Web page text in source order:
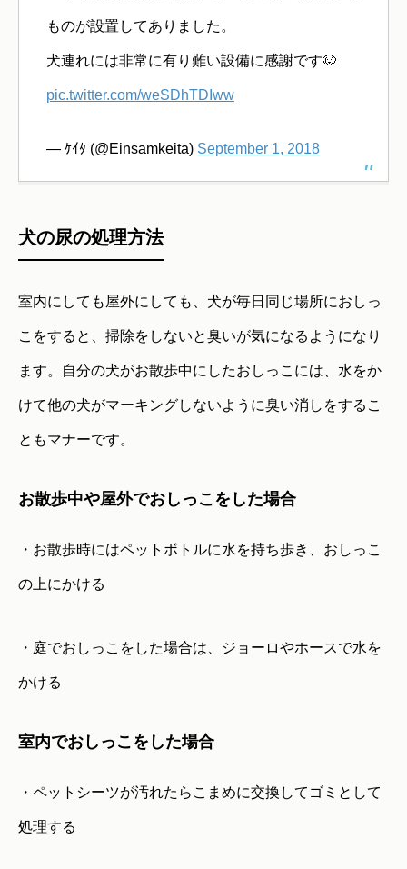
ものが設置してありました。
犬連れには非常に有り難い設備に感謝です🐶
pic.twitter.com/weSDhTDIww
— ｹｲﾀ (@Einsamkeita) September 1, 2018
犬の尿の処理方法
室内にしても屋外にしても、犬が毎日同じ場所におしっ
こをすると、掃除をしないと臭いが気になるようになり
ます。自分の犬がお散歩中にしたおしっこには、水をか
けて他の犬がマーキングしないように臭い消しをするこ
ともマナーです。
お散歩中や屋外でおしっこをした場合
・お散歩時にはペットボトルに水を持ち歩き、おしっこ
の上にかける
・庭でおしっこをした場合は、ジョーロやホースで水を
かける
室内でおしっこをした場合
・ペットシーツが汚れたらこまめに交換してゴミとして
処理する